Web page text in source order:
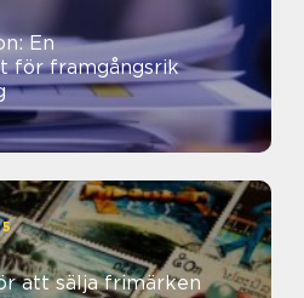
En
för framgångsrik
att sälja frimärken